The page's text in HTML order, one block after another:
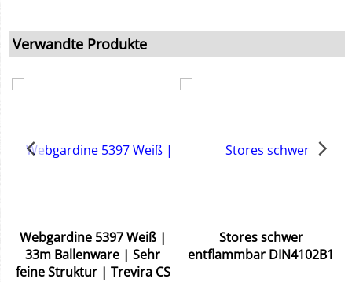
Verwandte Produkte
Webgardine 5397 Weiß |
33m Ballenware | Sehr
feine Struktur | Trevira CS
Stores schwer
entflammbar DIN4102B1